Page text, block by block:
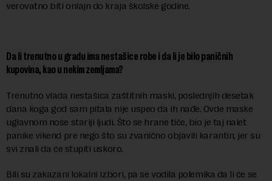
verovatno biti onlajn do kraja školske godine.
Da li trenutno u gradu ima nestašice robe i da li je bilo paničnih
kupovina, kao u nekim zemljama?
Trenutno vlada nestašica zaštitnih maski, poslednjih desetak
dana koga god sam pitala nije uspeo da ih nađe. Ovde maske
uglavnom nose stariji ljudi. Što se hrane tiče, bio je taj nalet
panike vikend pre nego što su zvanično objavili karantin, jer su
svi znali da će stupiti uskoro.
Bili su zakazani lokalni izbori, pa se vodila polemika da li će se